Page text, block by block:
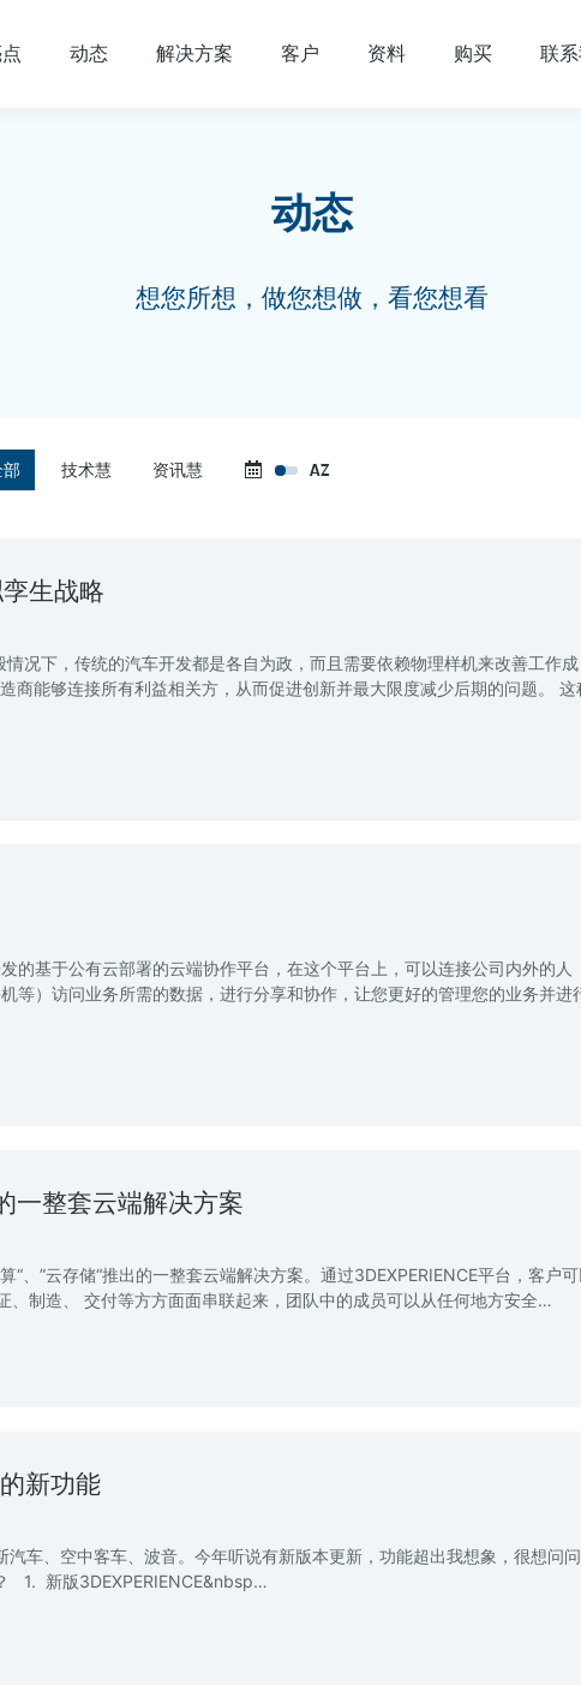
动态 解决方案 客户 资料 购买 联
动态
想您所想，做您想做，看您想看
技术慧 资讯慧
生战略
况下，传统的汽车开发都是各自为政，而且需要依赖物理样机来改善工作成
商能够连接所有利益相关方，从而促进创新并最大限度减少后期的问题。 这
的基于公有云部署的云端协作平台，在这个平台上，可以连接公司内外的人
等）访问业务所需的数据，进行分享和协作，让您更好的管理您的业务并进
一整套云端解决方案
“、”云存储“推出的一整套云端解决方案。通过3DEXPERIENCE平台，客户
、制造、 交付等方方面面串联起来，团队中的成员可以从任何地方安全…
新功能
车、空中客车、波音。今年听说有新版本更新，功能超出我想象，很想问
1. 新版3DEXPERIENCE&nbsp…